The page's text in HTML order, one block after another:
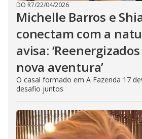
DO R7/22/04/2026
Michelle Barros e
conectam com a
avisa:
nova aventura’
O casal formado em A Fazenda 17
desafio juntos